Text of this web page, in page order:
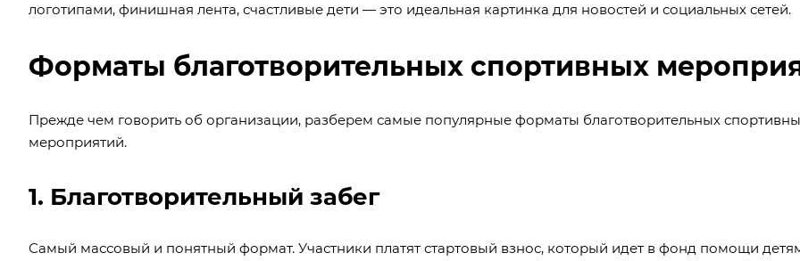
логотипами, финишная лента, счастливые дети — это идеальная картинка для новостей и социальных сетей.
Форматы благотворительных спортивных
Прежде чем говорить об организации, разберем самые популярные форматы благотворительных
мероприятий.
1. Благотворительный забег
Самый массовый и понятный формат. Участники платят стартовый взнос, который идет в фонд помощи